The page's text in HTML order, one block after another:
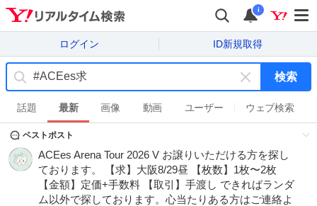
i
ログイン ID新規取得
キ
ー
ワ
ド
を
消
す
検索
話題 最新 画像 動画 ユーザー ウェブ検索
ベストポスト
ACEes Arena Tour 2026 V お譲りいただける方を探し
ております。 【求】大阪8/29昼 【枚数】1枚〜2枚
【金額】定価+手数料 【取引】手渡し できればランダ
ム以外で探しております。心当たりある方はご連絡よ